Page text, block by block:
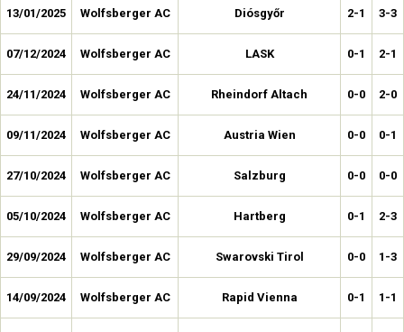
13/01/2025 Wolfsberger AC Diósgyőr 2-1 3-3
07/12/2024 Wolfsberger AC LASK 0-1 2-1
24/11/2024 Wolfsberger AC Rheindorf Altach 0-0 2-0
09/11/2024 Wolfsberger AC Austria Wien 0-0 0-1
27/10/2024 Wolfsberger AC Salzburg 0-0 0-0
05/10/2024 Wolfsberger AC Hartberg 0-1 2-3
29/09/2024 Wolfsberger AC Swarovski Tirol 0-0 1-3
14/09/2024 Wolfsberger AC Rapid Vienna 0-1 1-1